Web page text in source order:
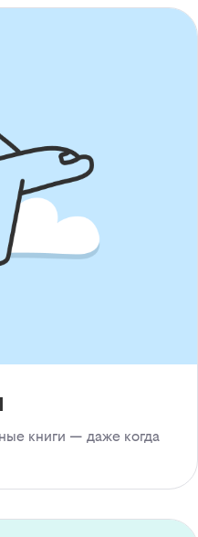
книги — даже когда